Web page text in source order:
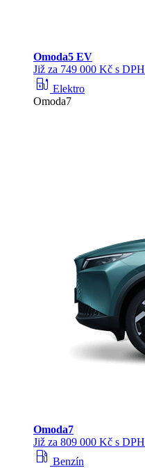
Omoda5 EV
Již za 749 000 Kč s DPH
ev_station Elektro
Omoda7
Omoda7
Již za 809 000 Kč s DPH
local_gas_station Benzín